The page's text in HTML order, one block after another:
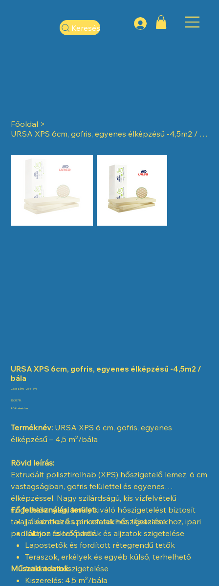
Keresés
Főoldal >
URSA XPS 6cm, gofris, egyenes élképzésű -4,5m2 / bála
URSA XPS 6cm, gofris, egyenes élképzésű -4,5m2 /
bála
Cikkszám:
Cikkszám:
2141591
Ár
15 397 Ft
ÁFA beleértve
Terméknév: URSA XPS 6 cm, gofris, egyenes
élképzésű – 4,5 m²/bála
Rövid leírás:
Extrudált polisztirolhab (XPS) hőszigetelő lemez, 6 cm
vastagságban, gofris felülettel és egyenes
élképzéssel. Nagy szilárdságú, kis vízfelvételű
szigetelőanyag, amely kiváló hőszigetelést biztosít
talajjal érintkező szerkezetekhez, lábazatokhoz, ipari
padlókhoz és tetőkhöz.
Fő felhasználási terület:
Lábazatok és pincefalak hőszigetelése
Talajon fekvő padlók és aljzatok szigetelése
Lapostetők és fordított rétegrendű tetők
Teraszok, erkélyek és egyéb külső, terhelhető
felületek hőszigetelése
Műszaki adatok:
Kiszerelés: 4,5 m²/bála